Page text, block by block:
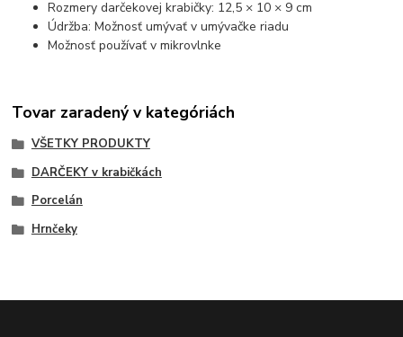
Rozmery darčekovej krabičky: 12,5 × 10 × 9 cm
Údržba: Možnosť umývať v umývačke riadu
Možnosť používať v mikrovlnke
Tovar zaradený v kategóriách
VŠETKY PRODUKTY
DARČEKY v krabičkách
Porcelán
Hrnčeky